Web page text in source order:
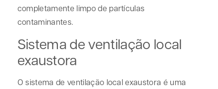
completamente limpo de partículas
contaminantes.
Sistema de ventilação local
exaustora
O sistema de ventilação local exaustora é uma